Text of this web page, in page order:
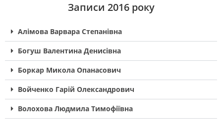
Записи 2016 року
Алімова Варвара Степанівна
Богуш Валентина Денисівна
Боркар Микола Опанасович
Войченко Гарій Олександрович
Волохова Людмила Тимофіївна